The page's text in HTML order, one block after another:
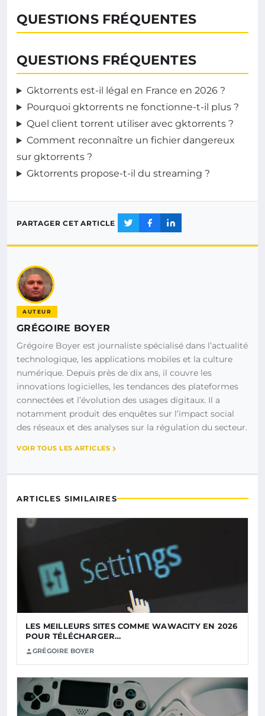
QUESTIONS FRÉQUENTES
QUESTIONS FRÉQUENTES
Gktorrents est-il légal en France en 2026 ?
Pourquoi gktorrents ne fonctionne-t-il plus ?
Quel client torrent utiliser avec gktorrents ?
Comment reconnaître un fichier dangereux
sur gktorrents ?
Gktorrents propose-t-il du streaming ?
PARTAGER CET ARTICLE
AUTEUR
GRÉGOIRE BOYER
Grégoire Boyer est journaliste spécialisé dans l’actualité
technologique, les applications mobiles et la culture
numérique. Depuis près de dix ans, il couvre les
innovations logicielles, les tendances des plateformes
connectées et l’évolution des usages digitaux. Il a
notamment produit des enquêtes sur l’impact social
des réseaux et des analyses sur la régulation du secteur.
VOIR TOUS LES ARTICLES
ARTICLES SIMILAIRES
LES MEILLEURS SITES COMME WAWACITY EN 2026
POUR TÉLÉCHARGER…
GRÉGOIRE BOYER